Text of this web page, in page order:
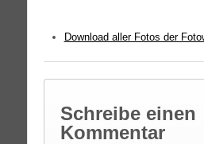
Down­load aller Fotos der
Schreibe einen
Kommentar